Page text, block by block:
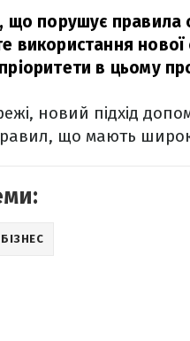
що порушує правила
використання
в цьому
новий підхід
що мають